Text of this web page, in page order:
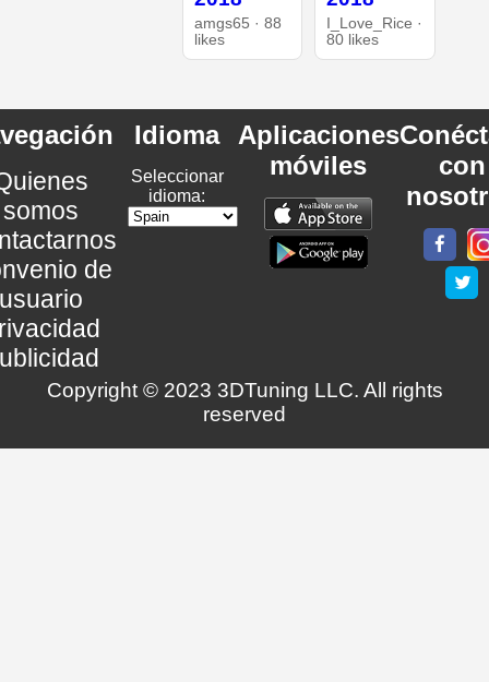
amgs65 · 88
likes
I_Love_Rice ·
80 likes
somos
de
Idioma
Seleccionar
idioma:
Aplicaciones
móviles
con
Copyright © 2023 3DTuning LLC. All rights
reserved